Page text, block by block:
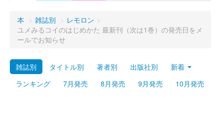
購入管理
プレミアム
本 > 雑誌別 > レモロン >
ユメみるコイのはじめかた 最新刊（次は1巻）の発売日をメ
ールでお知らせ
雑誌別 タイトル別 著者別 出版社別
新着
ランキング
7月発売 8月発売 9月発売 10月発売